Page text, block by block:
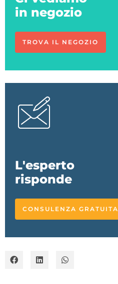
in negozio
TROVA IL NEGOZIO
L'esperto
risponde
CONSULENZA GRATUITA